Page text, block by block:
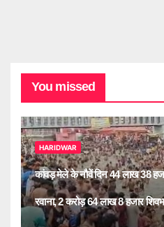
You missed
HARIDWAR
कांवड़ मेले के नौवें दिन 44 लाख 38
रवाना, 2 करोड़ 64 लाख 8 हजार